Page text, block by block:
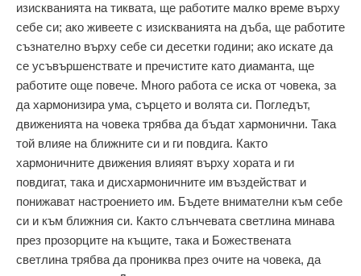
изискванията на тиквата, ще работите малко време върху
себе си; ако живеете с изискванията на дъба, ще работите
съзнателно върху себе си десетки години; ако искате да
се усъвършенствате и пречистите като диаманта, ще
работите още повече. Много работа се иска от човека, за
да хармонизира ума, сърцето и волята си. Погледът,
движенията на човека трябва да бъдат хармонични. Така
той влияе на ближните си и ги повдига. Както
хармоничните движения влияят върху хората и ги
повдигат, така и дисхармоничните им въздействат и
понижават настроението им. Бъдете внимателни към себе
си и към ближния си. Както слънчевата светлина минава
през прозорците на къщите, така и Божествената
светлина трябва да прониква през очите на човека, да